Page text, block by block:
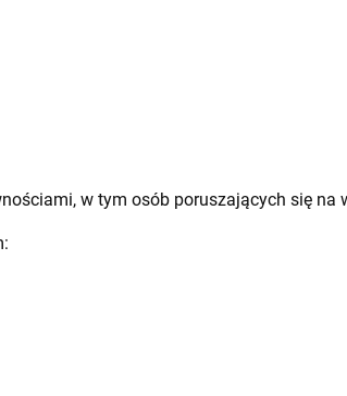
w tym osób poruszających się na